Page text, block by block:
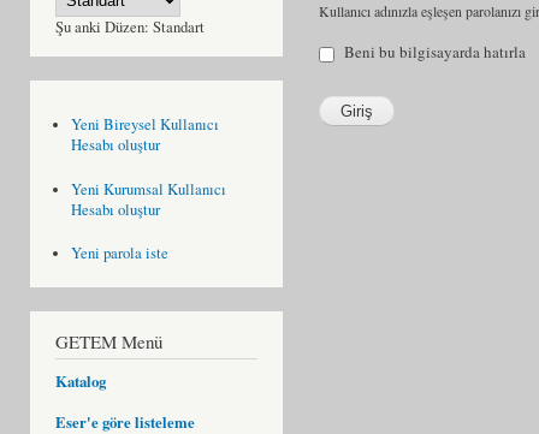
Şu anki Düzen: Standart
Yeni Bireysel Kullanıcı
Hesabı oluştur
Yeni Kurumsal Kullanıcı
Hesabı oluştur
Yeni parola iste
GETEM Menü
Katalog
Eser'e göre listeleme
Kullanıcı adınızla eşleşen parolanızı
Beni bu bilgisayarda hatırla